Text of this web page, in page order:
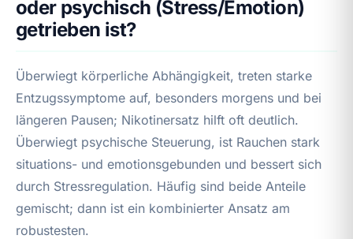
oder psychisch (Stress/Emotion)
getrieben ist?
Überwiegt körperliche Abhängigkeit, treten starke
Entzugssymptome auf, besonders morgens und bei
längeren Pausen; Nikotinersatz hilft oft deutlich.
Überwiegt psychische Steuerung, ist Rauchen stark
situations- und emotionsgebunden und bessert sich
durch Stressregulation. Häufig sind beide Anteile
gemischt; dann ist ein kombinierter Ansatz am
robustesten.